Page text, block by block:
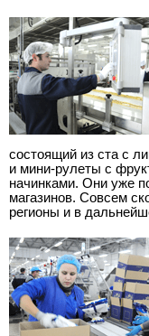
состоящий из ста с
и мини-рулеты с
начинками. Они уже
магазинов. Совсем
регионы и в